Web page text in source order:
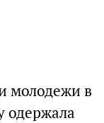
молодежи в
одержала